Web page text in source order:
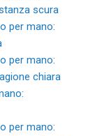
scura
per mano:
per mano:
chiara
per mano: